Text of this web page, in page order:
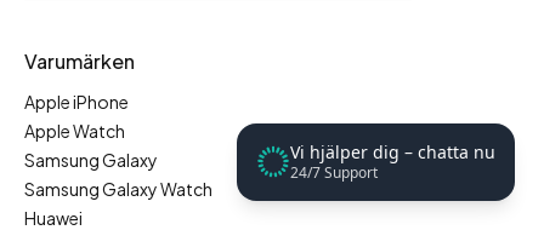
Vi hjälper dig – chatta nu
24/7 Support
Varumärken
Apple iPhone
Apple Watch
Samsung Galaxy
Samsung Galaxy Watch
Huawei